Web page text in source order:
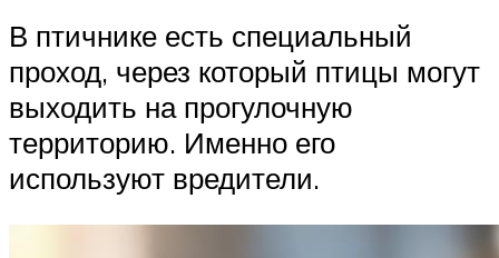
В птичнике есть специальный
проход, через который птицы могут
выходить на прогулочную
территорию. Именно его
используют вредители.